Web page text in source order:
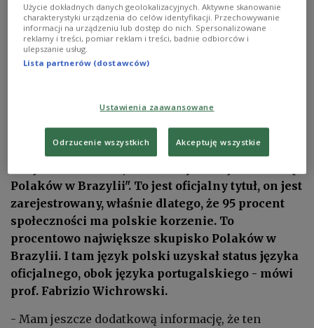
ustaw o współurzędowości języka polskiego, w
brazylijskich gminach zamieszkałych przez
potomków Polskich emigrantów. Dzięki temu
gminy mają podstawę prawną do działania na rzecz
- To niewątpliwy dowód uznania dla
wkładu Polaków w rozwój społeczny i kulturalny
Brazylii, a zwłaszcza miejsc, takich jak
Polaków w Brazylii". To jest oficjalny tytuł, on jest
zarejestrowany, właśnie dlatego, że 95 procent
społeczności ma polskie korzenie. To
procentowo największe skupisko Polaków w
Brazylii. I tam język polski uzyskał status języka
oficjalnego, obok języka portugalskiego - mówi
prof. Fabrizio Wichrowski.
- Mam jeszcze dodatkową informację, że ten
Użycie dokładnych danych geolokalizacyjnych. Aktywne skanowanie
charakterystyki urządzenia do celów identyfikacji. Przechowywanie
informacji na urządzeniu lub dostęp do nich. Spersonalizowane
reklamy i treści, pomiar reklam i treści, badnie odbiorców i
ulepszanie usług.
Lista partnerów (dostawców)
Ustawienia zaawansowane
Odrzucenie wszystkich Akceptuję wszystkie